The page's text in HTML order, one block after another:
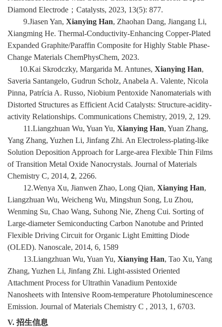
Diamond Electrode ； Catalysts, 2023, 13(5): 877.
9.Jiasen Yan, Xianying Han, Zhaohan Dang, Jiangang Li,
Xiangming He. Thermal‐Conductivity‐Enhancing Copper‐Plated
Expanded Graphite/Paraffin Composite for Highly Stable Phase‐
Change Materials ChemPhysChem, 2023.
10.Kai Skrodczky, Margarida M. Antunes, Xianying Han,
Saveria Santangelo, Gudrun Scholz, Anabela A. Valente, Nicola
Pinna, Patrícia A. Russo, Niobium Pentoxide Nanomaterials with
Distorted Structures as Efficient Acid Catalysts: Structure-acidity-
activity Relationships. Communications Chemistry, 2019, 2, 129.
11.Liangzhuan Wu, Yuan Yu, Xianying Han, Yuan Zhang,
Yang Zhang, Yuzhen Li, Jinfang Zhi. An Electroless-plating-like
Solution Deposition Approach for Large-area Flexible Thin Films
of Transition Metal Oxide Nanocrystals. Journal of Materials
Chemistry C, 2014, 2, 2266.
12.Wenya Xu, Jianwen Zhao, Long Qian, Xianying Han,
Liangzhuan Wu, Weicheng Wu, Mingshun Song, Lu Zhou,
Wenming Su, Chao Wang, Suhong Nie, Zheng Cui. Sorting of
Large-diameter Semiconducting Carbon Nanotube and Printed
Flexible Driving Circuit for Organic Light Emitting Diode
(OLED). Nanoscale, 2014, 6, 1589
13.Liangzhuan Wu, Yuan Yu, Xianying Han, Tao Xu, Yang
Zhang, Yuzhen Li, Jinfang Zhi. Light-assisted Oriented
Attachment Process for Ultrathin Vanadium Pentoxide
Nanosheets with Intensive Room-temperature Photoluminescence
Emission. Journal of Materials Chemistry C , 2013, 1, 6703.
V. 招生信息